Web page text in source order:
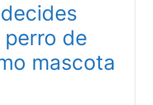
de
mascota